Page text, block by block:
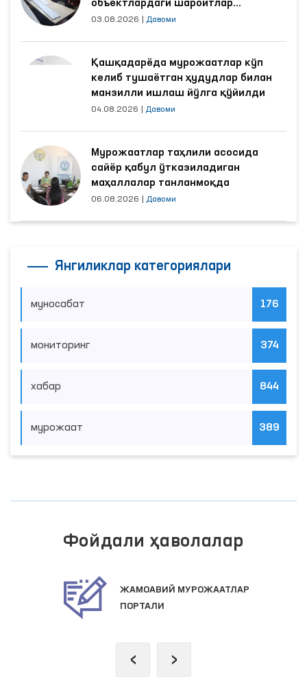
объектлардаги шароитлар
яхшиланди
03.08.2026 Давоми
Қашқадарёда мурожаатлар кўп
келиб тушаётган ҳудудлар билан
манзилли ишлаш йўлга қўйилди
04.08.2026 Давоми
Мурожаатлар таҳлили асосида
сайёр қабул ўтказиладиган
маҳаллалар танланмоқда
06.08.2026 Давоми
Янгиликлар категориялари
муносабат 176
мониторинг 374
хабар 844
мурожаат 389
Фойдали ҳаволалар
ЖАМОАВИЙ МУРОЖААТЛАР
ПОРТАЛИ
‹ ›